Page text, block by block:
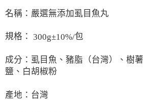
名稱：嚴選無添加虱目魚丸
規格： 300g±10%/包
成分：虱目魚、豬脂（台灣）、樹
鹽、白胡椒粉
產地：台灣